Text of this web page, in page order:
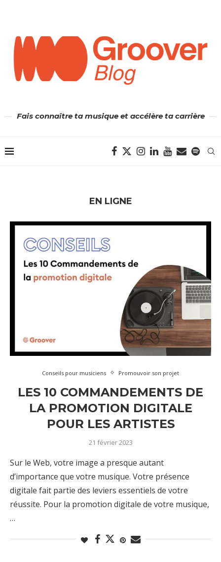
Fais connaître ta musique et accélère ta carrière
EN LIGNE
Conseils pour musiciens Promouvoir son projet
LES 10 COMMANDEMENTS DE
LA PROMOTION DIGITALE
POUR LES ARTISTES
21 février 2023
Sur le Web, votre image a presque autant
d’importance que votre musique. Votre présence
digitale fait partie des leviers essentiels de votre
réussite. Pour la promotion digitale de votre musique,
…